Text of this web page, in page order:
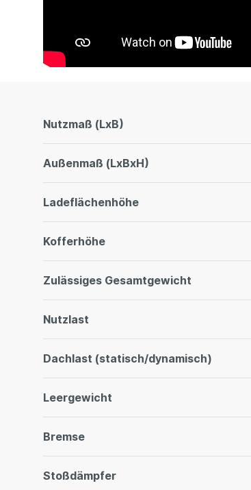
Nutzmaß (LxB)
Außenmaß (LxBxH)
Ladeflächenhöhe
Kofferhöhe
Zulässiges Gesamtgewicht
Nutzlast
Dachlast (statisch/dynamisch)
Leergewicht
Bremse
Stoßdämpfer